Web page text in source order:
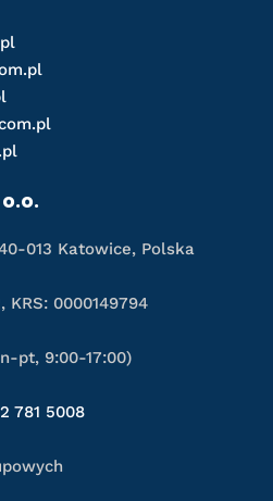
013 Katowice, Polska
KRS: 0000149794
pt, 9:00-17:00)
781 5008